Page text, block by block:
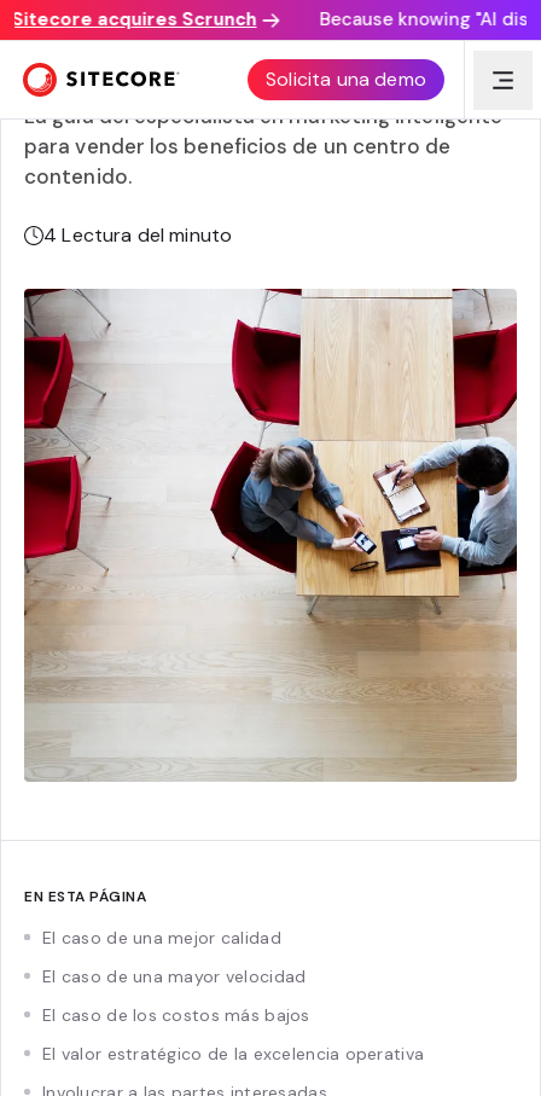
acquires Scrunch Because knowing "AI
Solicita una demo
Argumentos a favor de un centro de contenido
La guía del especialista en marketing inteligente
para vender los beneficios de un centro de
contenido.
4 Lectura del minuto
EN ESTA PÁGINA
El caso de una mejor calidad
El caso de una mayor velocidad
El caso de los costos más bajos
El valor estratégico de la excelencia operativa